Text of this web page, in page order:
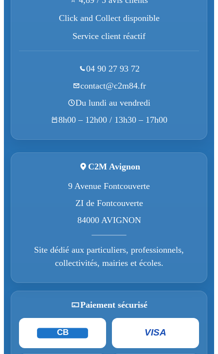
Click and Collect disponible
Service client réactif
04 90 27 93 72
contact@c2m84.fr
Du lundi au vendredi
8h00 – 12h00 / 13h30 – 17h00
C2M Avignon
9 Avenue Fontcouverte
ZI de Fontcouverte
84000 AVIGNON
Site dédié aux particuliers, professionnels,
collectivités, mairies et écoles.
Paiement sécurisé
CB VISA